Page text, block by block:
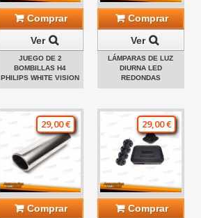
Comprar
Ver
JUEGO DE 2
BOMBILLAS H4
PHILIPS WHITE VISION
Comprar
Ver
LÁMPARAS DE LUZ
DIURNA LED
REDONDAS
29,00 €
Comprar
29,00 €
Comprar